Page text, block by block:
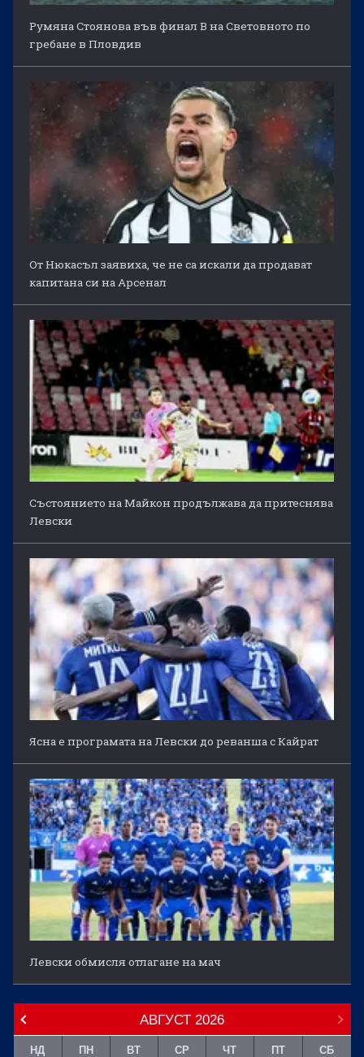
Румяна Стоянова във финал B на Световното по
гребане в Пловдив
От Нюкасъл заявиха, че не са искали да продават
капитана си на Арсенал
Състоянието на Майкон продължава да притеснява
Левски
Ясна е програмата на Левски до реванша с Кайрат
Левски обмисля отлагане на мач
АВГУСТ 2026
НД ПН ВТ СР ЧТ ПТ СБ